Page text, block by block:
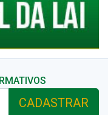
CADASTRAR